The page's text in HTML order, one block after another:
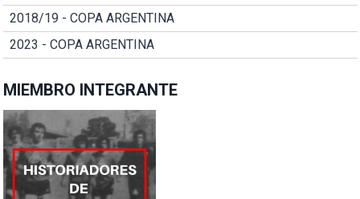
2018/19 - COPA ARGENTINA
2023 - COPA ARGENTINA
MIEMBRO INTEGRANTE